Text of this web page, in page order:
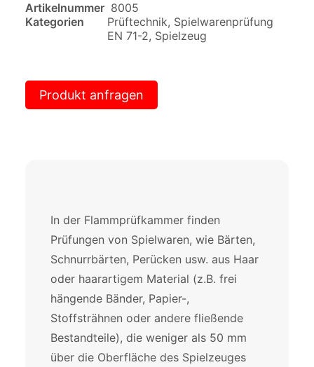
Artikelnummer 8005
Kategorien
Prüftechnik, Spielwarenprüfung
EN 71-2, Spielzeug
Produkt anfragen
In der Flammprüfkammer finden
Prüfungen von Spielwaren, wie Bärten,
Schnurrbärten, Perücken usw. aus Haar
oder haarartigem Material (z.B. frei
hängende Bänder, Papier-,
Stoffsträhnen oder andere fließende
Bestandteile), die weniger als 50 mm
über die Oberfläche des Spielzeuges